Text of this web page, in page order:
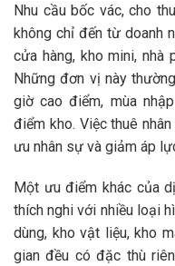
Nhu cầubốc vác, cho
không chỉ đến từ doanh
cửa hàng, kho mini, nhà
Những đơn vị này
giờ cao điểm, mùa
điểm kho. Việc thuê
ưu nhân sự và giảm áp
Một ưu điểm khác của
thích nghi với nhiều loại
dùng, kho vật liệu, kho
gian đều có đặc thù